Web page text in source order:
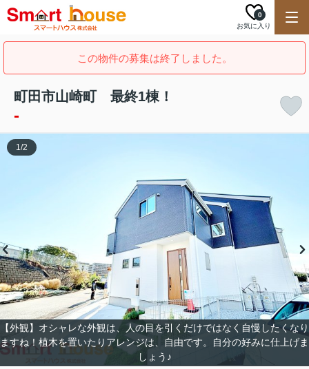
お気に入り
0
この物件の募集は終了しました。
町田市山崎町 最終1棟！
-
【外観】オシャレな外観は、人の目を引くだけではなく自慢したくなり
ますね！植木を置いたりアレンジは、自由です。自分の好みに仕上げま
しょう♪
1/2